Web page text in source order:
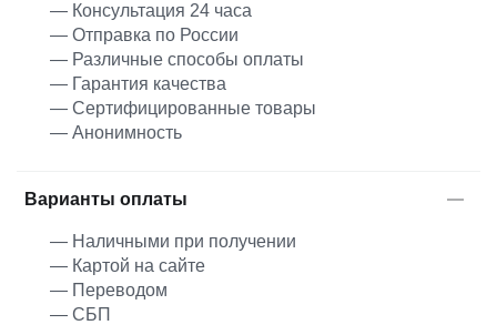
— Консультация 24 часа
— Отправка по России
— Различные способы оплаты
— Гарантия качества
— Сертифицированные товары
— Анонимность
Варианты оплаты
— Наличными при получении
— Картой на сайте
— Переводом
— СБП